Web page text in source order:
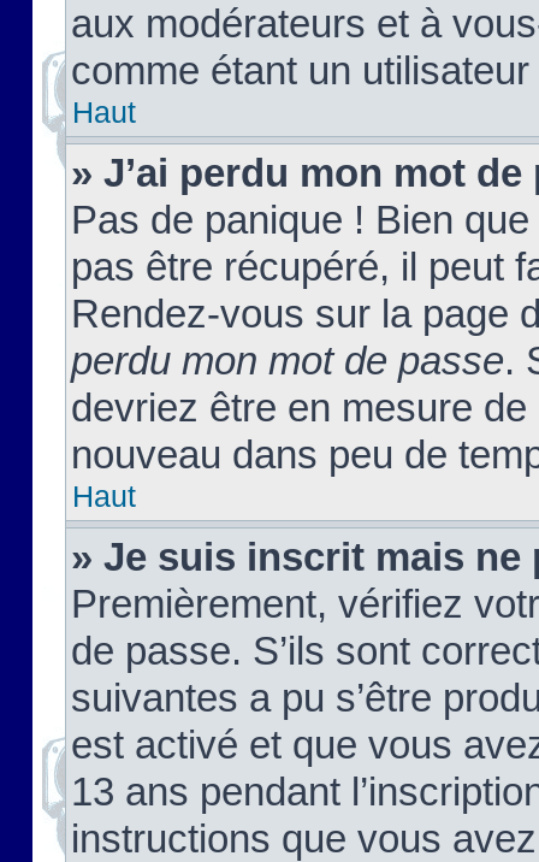
aux modérateurs et à
comme étant un
Haut
» J’ai perdu mon mot de
Pas de panique ! Bien
pas être récupéré, il peut
Rendez-vous sur la page
perdu mon mot de passe.
devriez être en mesure
nouveau dans peu de
Haut
» Je suis inscrit mais ne
Premièrement, vérifiez
de passe. S’ils sont
suivantes a pu s’être
est activé et que vous
13 ans pendant
instructions que vous